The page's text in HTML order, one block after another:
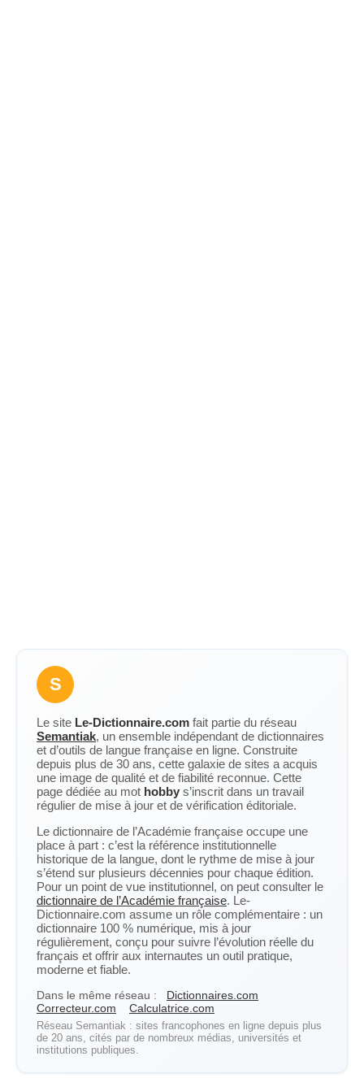
S
Le site Le-Dictionnaire.com fait partie du réseau
Semantiak, un ensemble indépendant de dictionnaires
et d’outils de langue française en ligne. Construite
depuis plus de 30 ans, cette galaxie de sites a acquis
une image de qualité et de fiabilité reconnue. Cette
page dédiée au mot hobby s’inscrit dans un travail
régulier de mise à jour et de vérification éditoriale.
Le dictionnaire de l’Académie française occupe une
place à part : c’est la référence institutionnelle
historique de la langue, dont le rythme de mise à jour
s’étend sur plusieurs décennies pour chaque édition.
Pour un point de vue institutionnel, on peut consulter le
dictionnaire de l’Académie française. Le-
Dictionnaire.com assume un rôle complémentaire : un
dictionnaire 100 % numérique, mis à jour
régulièrement, conçu pour suivre l’évolution réelle du
français et offrir aux internautes un outil pratique,
moderne et fiable.
Dans le même réseau :
Dictionnaires.com
Correcteur.com
Calculatrice.com
Réseau Semantiak : sites francophones en ligne depuis plus
de 20 ans, cités par de nombreux médias, universités et
institutions publiques.